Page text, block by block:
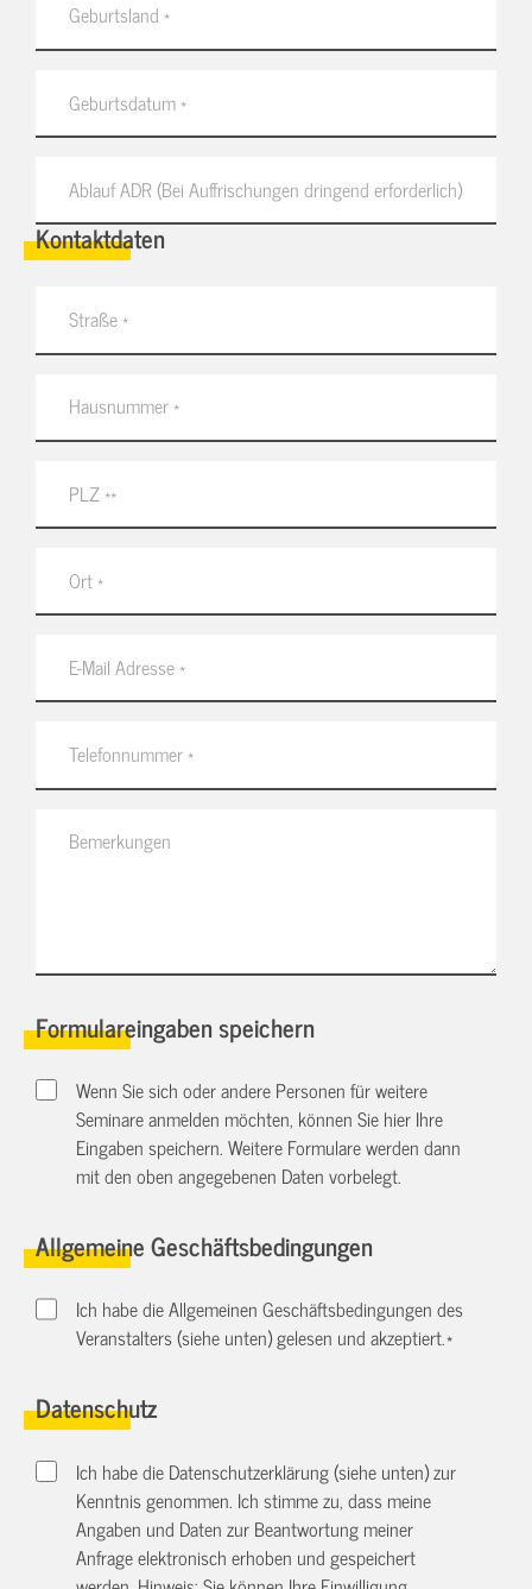
Kontaktdaten
Formulareingaben speichern
Wenn Sie sich oder andere Personen für weitere
Seminare anmelden möchten, können Sie hier Ihre
Eingaben speichern. Weitere Formulare werden dann
mit den oben angegebenen Daten vorbelegt.
Allgemeine Geschäftsbedingungen
Ich habe die Allgemeinen Geschäftsbedingungen des
Veranstalters (siehe unten) gelesen und akzeptiert.*
Datenschutz
Ich habe die Datenschutzerklärung (siehe unten) zur
Kenntnis genommen. Ich stimme zu, dass meine
Angaben und Daten zur Beantwortung meiner
Anfrage elektronisch erhoben und gespeichert